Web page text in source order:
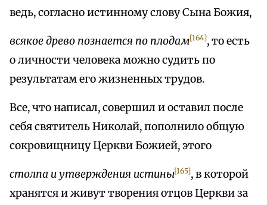
ведь, согласно истинному слову Сына Божия,
всякое древо познается по плодам[164], то есть
о личности человека можно судить по
результатам его жизненных трудов.
Все, что написал, совершил и оставил после
себя святитель Николай, пополнило общую
сокровищницу Церкви Божией, этого
столпа и утверждения истины[165], в которой
хранятся и живут творения отцов Церкви за